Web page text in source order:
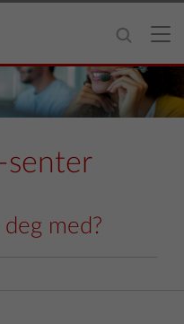
senter
med?